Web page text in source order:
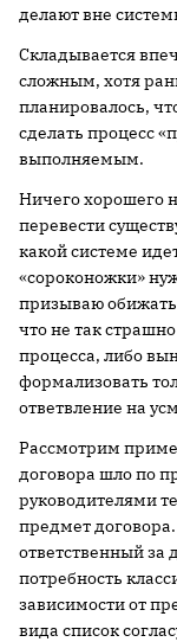
делают вне
Складывается
сложным, хотя
планировалось,
сделать процесс
выполняемым.
Ничего хорошего
перевести
какой системе
«сороконожки»
призываю
что не так
процесса, либо
формализовать
ответвление на
Рассмотрим
договора шло по
руководителями
предмет
ответственный за
потребность
зависимости от
вида список